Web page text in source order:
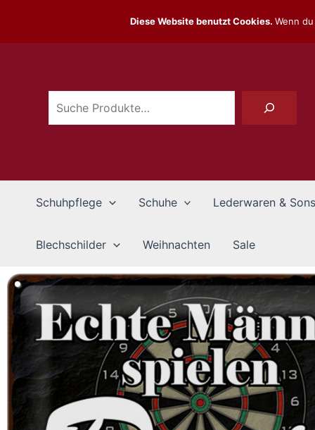
springen Suchen
Schuhpflege Schuhe Lederwaren &
Blechschilder Weihnachten Sale
Diese Website benutzt Cookies. Wenn